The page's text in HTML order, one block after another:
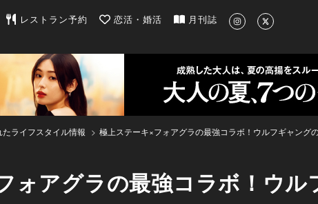
東京カレンダー | 最新のグルメ、洗練されたライフスタイル情報
レストラン予約 恋活・婚活 月刊誌
ライフスタイル情報 極上ステーキ×フォアグラの最強コラボ！ウルフギャング
ォアグラの最強コラボ！ウ